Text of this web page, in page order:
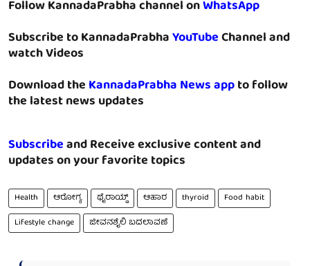
Follow KannadaPrabha channel onWhatsApp
Subscribe to KannadaPrabhaYouTubeChannel and
watch Videos
Download theKannadaPrabha News appto follow
the latest news updates
Subscribeand Receive exclusive content and
updates on your favorite topics
Health ಆರೋಗ್ಯ ಥೈರಾಯ್ಡ್ ಆಹಾರ thyroid
Food habit
Lifestyle change
ಜೀವನಶೈಲಿ ಬದಲಾವಣೆ